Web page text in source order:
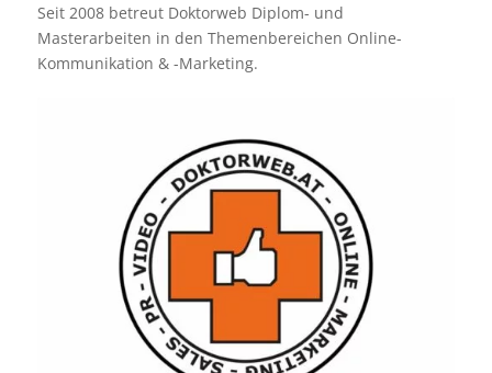
Seit 2008 betreut Doktorweb Diplom- und
Masterarbeiten in den Themenbereichen Online-
Kommunikation & -Marketing.